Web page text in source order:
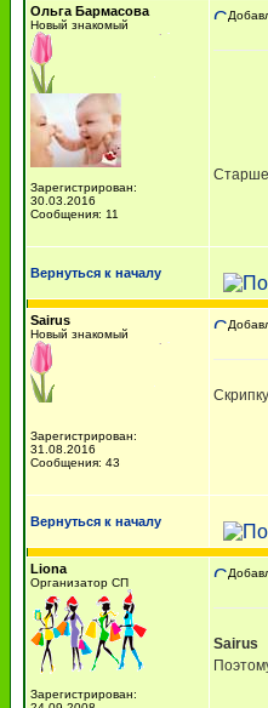
Ольга Бармасова
Новый знакомый
Зарегистрирован:
30.03.2016
Сообщения: 11
Вернуться к началу
Sairus
Новый знакомый
Зарегистрирован:
31.08.2016
Сообщения: 43
Вернуться к началу
Liona
Организатор СП
Зарегистрирован:
Sairus